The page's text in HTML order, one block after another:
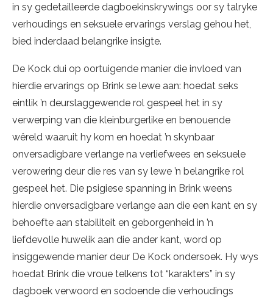
in sy gedetailleerde dagboekinskrywings oor sy talryke
verhoudings en seksuele ervarings verslag gehou het,
bied inderdaad belangrike insigte.
De Kock dui op oortuigende manier die invloed van
hierdie ervarings op Brink se lewe aan: hoedat seks
eintlik ’n deurslaggewende rol gespeel het in sy
verwerping van die kleinburgerlike en benouende
wêreld waaruit hy kom en hoedat ’n skynbaar
onversadigbare verlange na verliefwees en seksuele
verowering deur die res van sy lewe ’n belangrike rol
gespeel het. Die psigiese spanning in Brink weens
hierdie onversadigbare verlange aan die een kant en sy
behoefte aan stabiliteit en geborgenheid in ’n
liefdevolle huwelik aan die ander kant, word op
insiggewende manier deur De Kock ondersoek. Hy wys
hoedat Brink die vroue telkens tot “karakters” in sy
dagboek verwoord en sodoende die verhoudings